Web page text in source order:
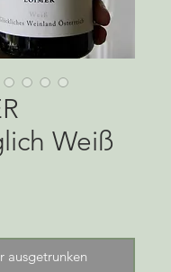
Weiß
ausgetrunken